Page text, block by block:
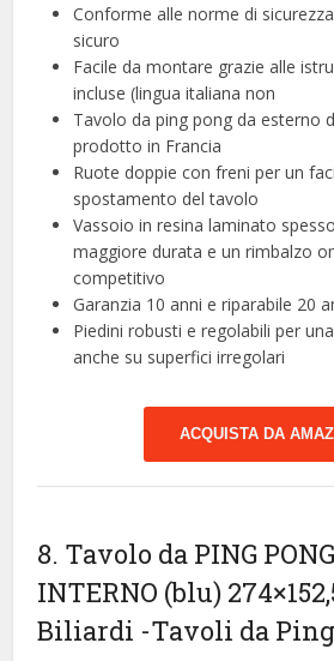
Conforme alle norme di
sicuro
Facile da montare grazie alle
incluse (lingua italiana non
Tavolo da ping pong da esterno
prodotto in Francia
Ruote doppie con freni per un
spostamento del tavolo
Vassoio in resina laminato
maggiore durata e un rimbalzo
competitivo
Garanzia 10 anni e riparabile 20
Piedini robusti e regolabili per
anche su superfici irregolari
ACQUISTA DA
8. Tavolo da PING
INTERNO (blu)
Biliardi -Tavoli da